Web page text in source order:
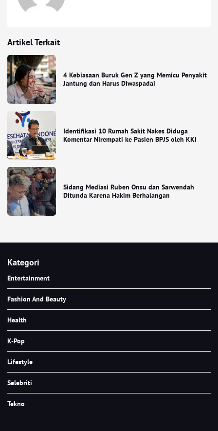
Artikel Terkait
4 Kebiasaan Buruk Gen Z yang Memicu Penyakit
Jantung dan Harus Diwaspadai
Identifikasi 10 Rumah Sakit Nakes Diduga
Komentar Nirempati ke Pasien BPJS oleh KKI
Sidang Mediasi Ruben Onsu dan Sarwendah
Ditunda Karena Hakim Berhalangan
Kategori
Entertainment
Fashion And Beauty
Health
K-Pop
Lifestyle
Selebriti
Tekno